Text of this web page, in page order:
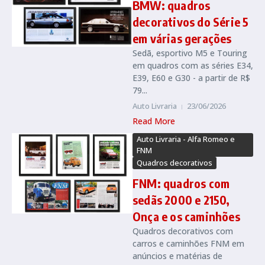
BMW: quadros
decorativos do Série 5
em várias gerações
Sedã, esportivo M5 e Touring
em quadros com as séries E34,
E39, E60 e G30 - a partir de R$
79...
Auto Livraria 23/06/2026
Read More
Auto Livraria - Alfa Romeo e
FNM
Quadros decorativos
FNM: quadros com
sedãs 2000 e 2150,
Onça e os caminhões
Quadros decorativos com
carros e caminhões FNM em
anúncios e matérias de